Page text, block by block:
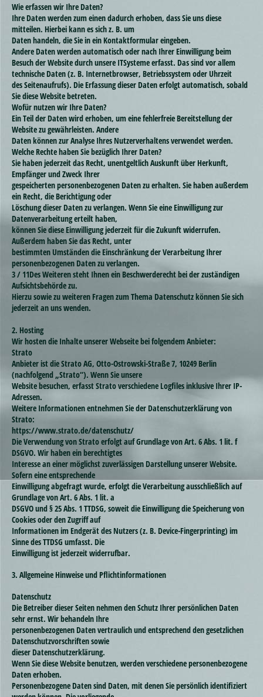
Wie erfassen wir Ihre Daten?
Ihre Daten werden zum einen dadurch erhoben, dass Sie uns diese
mitteilen. Hierbei kann es sich z. B. um
Daten handeln, die Sie in ein Kontaktformular eingeben.
Andere Daten werden automatisch oder nach Ihrer Einwilligung beim
Besuch der Website durch unsere ITSysteme erfasst. Das sind vor allem
technische Daten (z. B. Internetbrowser, Betriebssystem oder Uhrzeit
des Seitenaufrufs). Die Erfassung dieser Daten erfolgt automatisch, sobald
Sie diese Website betreten.
Wofür nutzen wir Ihre Daten?
Ein Teil der Daten wird erhoben, um eine fehlerfreie Bereitstellung der
Website zu gewährleisten. Andere
Daten können zur Analyse Ihres Nutzerverhaltens verwendet werden.
Welche Rechte haben Sie bezüglich Ihrer Daten?
Sie haben jederzeit das Recht, unentgeltlich Auskunft über Herkunft,
Empfänger und Zweck Ihrer
gespeicherten personenbezogenen Daten zu erhalten. Sie haben außerdem
ein Recht, die Berichtigung oder
Löschung dieser Daten zu verlangen. Wenn Sie eine Einwilligung zur
Datenverarbeitung erteilt haben,
können Sie diese Einwilligung jederzeit für die Zukunft widerrufen.
Außerdem haben Sie das Recht, unter
bestimmten Umständen die Einschränkung der Verarbeitung Ihrer
personenbezogenen Daten zu verlangen.
3 / 11Des Weiteren steht Ihnen ein Beschwerderecht bei der zuständigen
Aufsichtsbehörde zu.
Hierzu sowie zu weiteren Fragen zum Thema Datenschutz können Sie sich
jederzeit an uns wenden.
2. Hosting
Wir hosten die Inhalte unserer Webseite bei folgendem Anbieter:
Strato
Anbieter ist die Strato AG, Otto-Ostrowski-Straße 7, 10249 Berlin
(nachfolgend „Strato“). Wenn Sie unsere
Website besuchen, erfasst Strato verschiedene Logfiles inklusive Ihrer IP-
Adressen.
Weitere Informationen entnehmen Sie der Datenschutzerklärung von
Strato:
https://www.strato.de/datenschutz/
Die Verwendung von Strato erfolgt auf Grundlage von Art. 6 Abs. 1 lit. f
DSGVO. Wir haben ein berechtigtes
Interesse an einer möglichst zuverlässigen Darstellung unserer Website.
Sofern eine entsprechende
Einwilligung abgefragt wurde, erfolgt die Verarbeitung ausschließlich auf
Grundlage von Art. 6 Abs. 1 lit. a
DSGVO und § 25 Abs. 1 TTDSG, soweit die Einwilligung die Speicherung von
Cookies oder den Zugriff auf
Informationen im Endgerät des Nutzers (z. B. Device-Fingerprinting) im
Sinne des TTDSG umfasst. Die
Einwilligung ist jederzeit widerrufbar.
3. Allgemeine Hinweise und Pflichtinformationen
Datenschutz
Die Betreiber dieser Seiten nehmen den Schutz Ihrer persönlichen Daten
sehr ernst. Wir behandeln Ihre
personenbezogenen Daten vertraulich und entsprechend den gesetzlichen
Datenschutzvorschriften sowie
dieser Datenschutzerklärung.
Wenn Sie diese Website benutzen, werden verschiedene personenbezogene
Daten erhoben.
Personenbezogene Daten sind Daten, mit denen Sie persönlich identifiziert